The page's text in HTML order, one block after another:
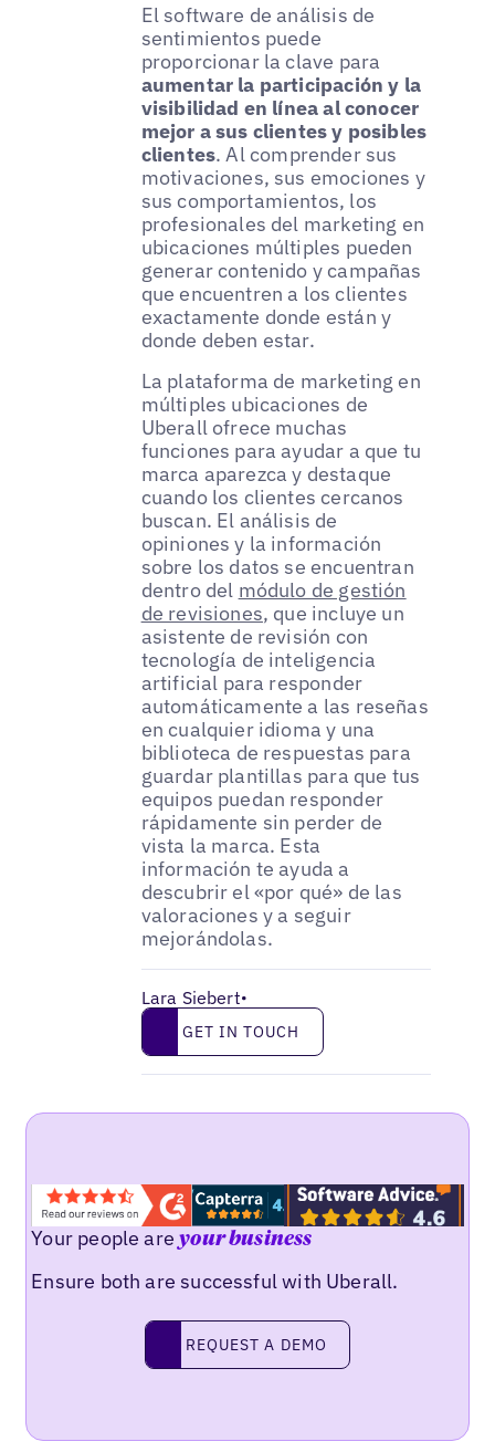
El software de análisis de
sentimientos puede
proporcionar la clave para
aumentar la participación y la
visibilidad en línea al conocer
mejor a sus clientes y posibles
clientes. Al comprender sus
motivaciones, sus emociones y
sus comportamientos, los
profesionales del marketing en
ubicaciones múltiples pueden
generar contenido y campañas
que encuentren a los clientes
exactamente donde están y
donde deben estar.
La plataforma de marketing en
múltiples ubicaciones de
Uberall ofrece muchas
funciones para ayudar a que tu
marca aparezca y destaque
cuando los clientes cercanos
buscan. El análisis de
opiniones y la información
sobre los datos se encuentran
dentro del módulo de gestión
de revisiones, que incluye un
asistente de revisión con
tecnología de inteligencia
artificial para responder
automáticamente a las reseñas
en cualquier idioma y una
biblioteca de respuestas para
guardar plantillas para que tus
equipos puedan responder
rápidamente sin perder de
vista la marca. Esta
información te ayuda a
descubrir el «por qué» de las
valoraciones y a seguir
mejorándolas.
Lara Siebert•
Get in touch
GET IN TOUCH
Your people areyour business
Ensure both are successful with Uberall.
Request a demo
REQUEST A DEMO